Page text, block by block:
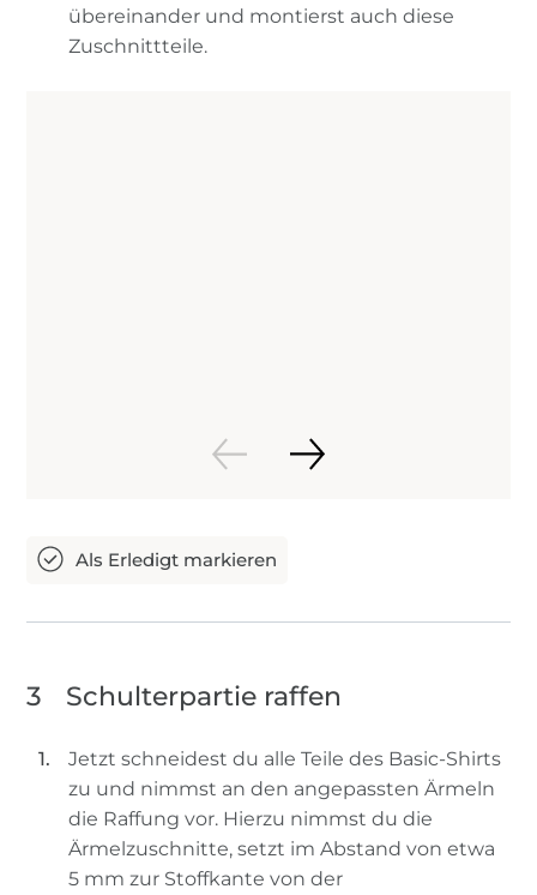
übereinander und montierst auch diese
Zuschnittteile.
3 Schulterpartie raffen
Jetzt schneidest du alle Teile des Basic-Shirts
zu und nimmst an den angepassten Ärmeln
die Raffung vor. Hierzu nimmst du die
Ärmelzuschnitte, setzt im Abstand von etwa
5 mm zur Stoffkante von der